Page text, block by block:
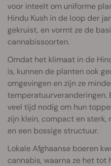
voor inteelt om uniforme
Hindu Kush in de loop der
gekruist, en vormt ze de
cannabissoorten.
Omdat het klimaat in de
is, kunnen de planten ook
omgevingen en zijn ze
temperatuurveranderingen.
veel tijd nodig om hun
zijn klein, compact en
en een bossige structuur.
Lokale Afghaanse boeren
cannabis, waarna ze het tot